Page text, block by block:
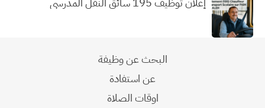
البحث عن وظيفة
عن استفادة
اوقات الصلاة